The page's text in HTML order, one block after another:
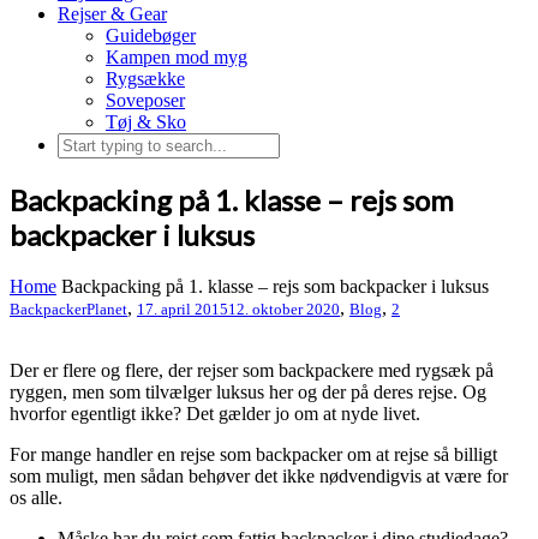
Rejser & Gear
Guidebøger
Kampen mod myg
Rygsække
Soveposer
Tøj & Sko
Backpacking på 1. klasse – rejs som
backpacker i luksus
Home Backpacking på 1. klasse – rejs som backpacker i luksus
BackpackerPlanet, 17. april 201512. oktober 2020, Blog, 2
Der er flere og flere, der rejser som backpackere med rygsæk på
ryggen, men som tilvælger luksus her og der på deres rejse. Og
hvorfor egentligt ikke? Det gælder jo om at nyde livet.
For mange handler en rejse som backpacker om at rejse så billigt
som muligt, men sådan behøver det ikke nødvendigvis at være for
os alle.